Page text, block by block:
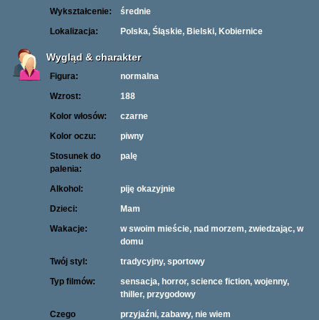
Wykształcenie:
średnie
Lokalizacja:
Polska, Śląskie, Bielski, Kobiernice
Wygląd & charakter
Figura:
normalna
Wzrost:
188
Kolor włosów:
czarne
Kolor oczu:
piwny
Stosunek do
palenia:
palę
Alkohol:
piję okazyjnie
Dzieci:
Mam
Wakacje:
w swoim mieście, nad morzem, zwiedzając, w
domu
Twój styl:
tradycyjny, sportowy
Typ filmów:
sensacja, horror, science fiction, wojenny,
thiller, przygodowy
Czego
przyjaźni, zabawy, nie wiem